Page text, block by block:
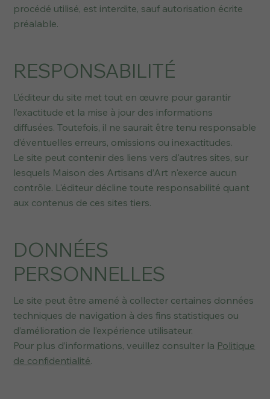
procédé utilisé, est interdite, sauf autorisation écrite
préalable.
RESPONSABILITÉ
L’éditeur du site met tout en œuvre pour garantir
l’exactitude et la mise à jour des informations
diffusées. Toutefois, il ne saurait être tenu responsable
d’éventuelles erreurs, omissions ou inexactitudes.
Le site peut contenir des liens vers d'autres sites, sur
lesquels Maison des Artisans d’Art n'exerce aucun
contrôle. L'éditeur décline toute responsabilité quant
aux contenus de ces sites tiers.
DONNÉES
PERSONNELLES
Le site peut être amené à collecter certaines données
techniques de navigation à des fins statistiques ou
d’amélioration de l’expérience utilisateur.
Pour plus d’informations, veuillez consulter la Politique
de confidentialité.